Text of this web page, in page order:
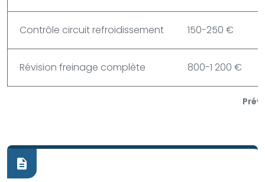
Contrôle circuit refroidissement 150-250 €
Révision freinage complète 800-1 200 €